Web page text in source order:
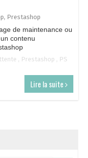
, Prestashop
de maintenance ou
contenu
, Prestashop , PS
Lire la suite